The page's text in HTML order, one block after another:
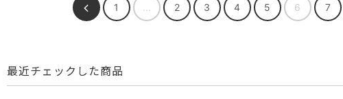
1 2 3 4 5 6 7
最近チェックした商品